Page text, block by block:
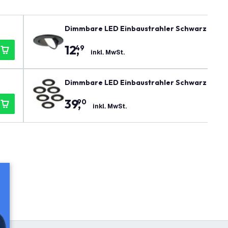
Dimmbare LED Einbaustrahler Schwarz -
12,
49 inkl. MwSt.
Dimmbare LED Einbaustrahler Schwarz -
39,
90 inkl. MwSt.